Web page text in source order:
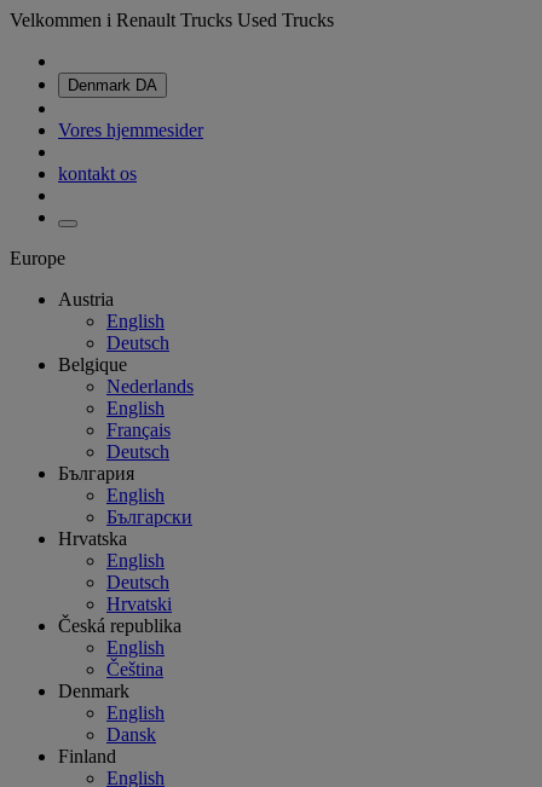
Velkommen i Renault Trucks Used Trucks
Denmark DA
Vores hjemmesider
kontakt os
Europe
Austria
English
Deutsch
Belgique
Nederlands
English
Français
Deutsch
България
English
Български
Hrvatska
English
Deutsch
Hrvatski
Česká republika
English
Čeština
Denmark
English
Dansk
Finland
English